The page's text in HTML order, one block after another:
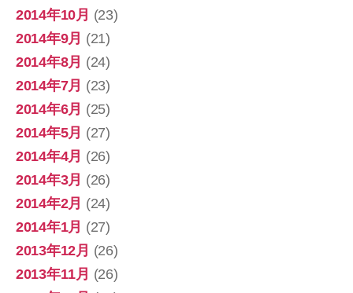
2014年10月 (23)
2014年9月 (21)
2014年8月 (24)
2014年7月 (23)
2014年6月 (25)
2014年5月 (27)
2014年4月 (26)
2014年3月 (26)
2014年2月 (24)
2014年1月 (27)
2013年12月 (26)
2013年11月 (26)